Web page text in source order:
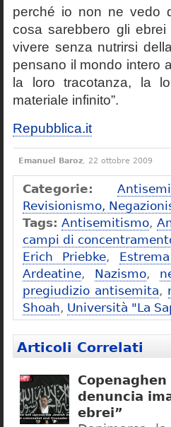
perché io non ne vedo
cosa sarebbero gli
vivere senza nutrirsi
pensano il mondo intero
la loro tracotanza, la
materiale infinito”.
Repubblica.it
Emanuel Baroz, 22 ottobre 2009
Categorie:
Revisionismo,
Tags: Antisemitismo,
campi di
Erich Priebke,
Ardeatine, Nazismo,
pregiudizio antisemita,
Shoah, Università "La
Articoli Correlati
denuncia
ebrei”